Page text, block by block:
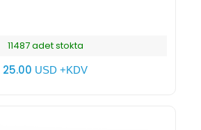
11487 adet stokta
25.00 USD +KDV